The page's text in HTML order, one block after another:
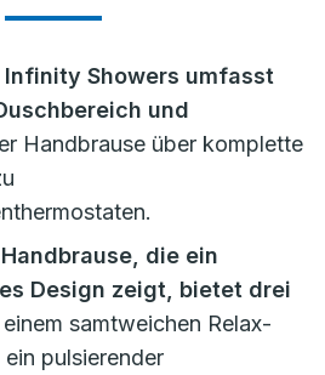
Infinity Showers umfasst
und
Handbrause über komplette
die ein
Design zeigt, bietet drei
samtweichen Relax-
pulsierender